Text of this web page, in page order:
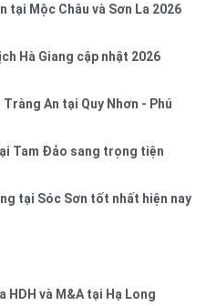
tại Mộc Châu và Sơn La 2026
Hà Giang cập nhật 2026
An tại Quy Nhơn - Phú
Tam Đảo sang trọng tiện
tại Sóc Sơn tốt nhất hiện nay
và M&A tại Hạ Long